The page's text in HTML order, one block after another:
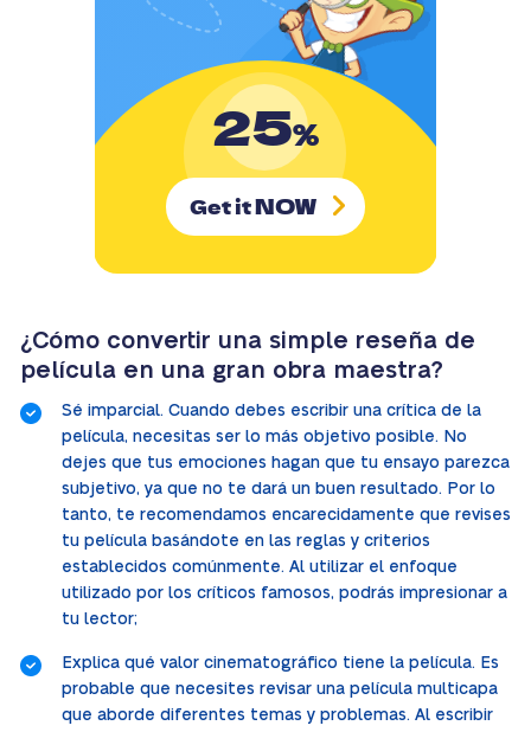
25%
Get itNOW
¿Cómo convertir una simple reseña de
película en una gran obra maestra?
Sé imparcial. Cuando debes escribir una crítica de la
película, necesitas ser lo más objetivo posible. No
dejes que tus emociones hagan que tu ensayo parezca
subjetivo, ya que no te dará un buen resultado. Por lo
tanto, te recomendamos encarecidamente que revises
tu película basándote en las reglas y criterios
establecidos comúnmente. Al utilizar el enfoque
utilizado por los críticos famosos, podrás impresionar a
tu lector;
Explica qué valor cinematográfico tiene la película. Es
probable que necesites revisar una película multicapa
que aborde diferentes temas y problemas. Al escribir